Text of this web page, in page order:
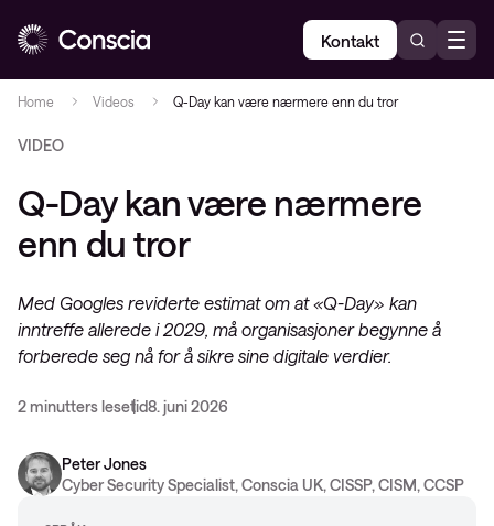
Kontakt
Home Videos Q-Day kan være nærmere enn du tror
VIDEO
Q-Day kan være nærmere
enn du tror
Med Googles reviderte estimat om at «Q-Day» kan
inntreffe allerede i 2029, må organisasjoner begynne å
forberede seg nå for å sikre sine digitale verdier.
2 minutters lesetid8. juni 2026
Peter Jones
Cyber Security Specialist, Conscia UK, CISSP, CISM, CCSP